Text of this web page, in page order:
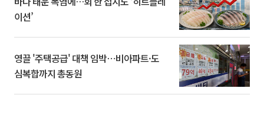
이션’
영끌 '주택공급' 대책 임박⋯비아파트·도
심복합까지 총동원